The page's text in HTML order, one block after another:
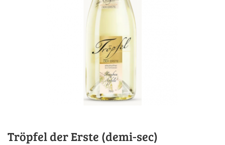
Tröpfel der Erste (demi-sec)